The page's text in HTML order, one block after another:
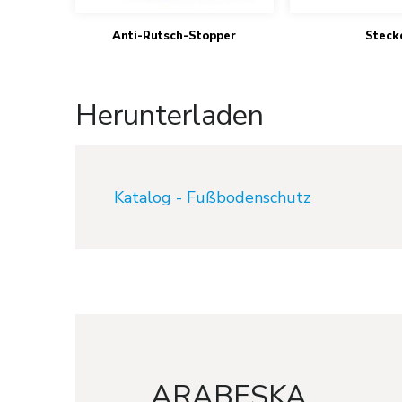
Anti-Rutsch-Stopper
Herunterladen
Katalog - Fußbodenschutz